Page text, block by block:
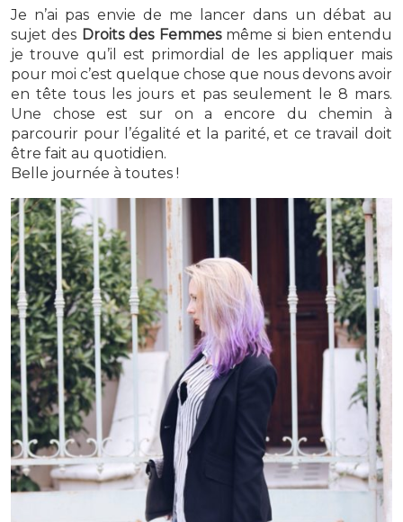
Je n’ai pas envie de me lancer dans un débat au
sujet des Droits des Femmesmême si bien entendu
je trouve qu’il est primordial de les appliquer mais
pour moi c’est quelque chose que nous devons avoir
en tête tous les jours et pas seulement le 8 mars.
Une chose est sur on a encore du chemin à
parcourir pour l’égalité et la parité, et ce travail doit
être fait au quotidien.
Belle journée à toutes !